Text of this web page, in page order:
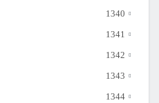
1340
1341
1342
1343
1344